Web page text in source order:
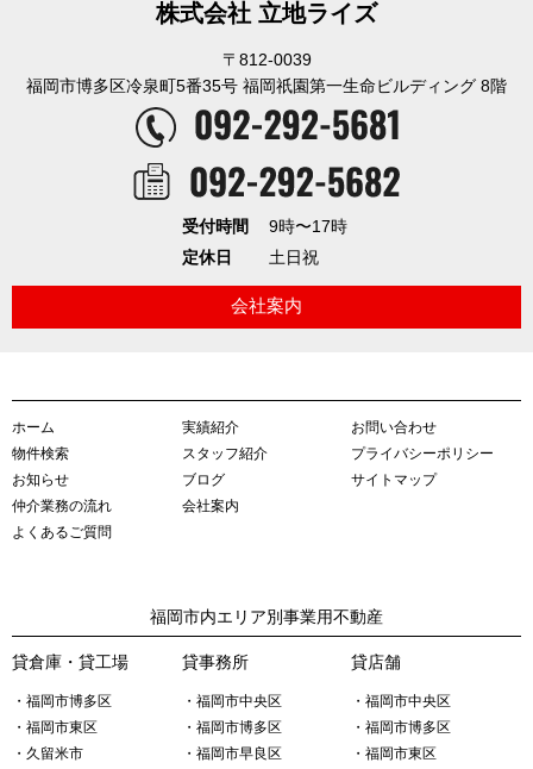
株式会社 立地ライズ
〒812-0039
福岡市博多区冷泉町5番35号 福岡祇園第一生命ビルディング 8階
受付時間
9時〜17時
定休日
土日祝
会社案内
ホーム
物件検索
お知らせ
仲介業務の流れ
よくあるご質問
実績紹介
スタッフ紹介
ブログ
会社案内
お問い合わせ
プライバシーポリシー
サイトマップ
福岡市内エリア別事業用不動産
貸倉庫・貸工場
・福岡市博多区
・福岡市東区
・久留米市
貸事務所
・福岡市中央区
・福岡市博多区
・福岡市早良区
貸店舗
・福岡市中央区
・福岡市博多区
・福岡市東区